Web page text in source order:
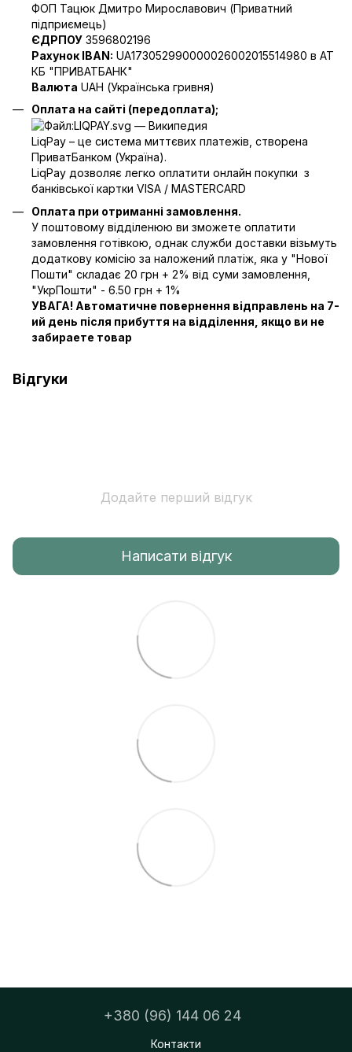
ФОП Тацюк Дмитро Мирославович (Приватний
пiдприємець)
ЄДРПОУ 3596802196
Рахунок IBAN: UA173052990000026002015514980 в АТ
КБ "ПРИВАТБАНК"
Валюта UAH (Українська гривня)
Оплата на сайті (передоплата);
LiqPay – це система миттєвих платежів, створена
ПриватБанком (Україна).
LiqPay дозволяє легко оплатити онлайн покупки з
банківської картки VISA / MASTERCARD
Оплата при отриманні замовлення.
У поштовому відділенюю ви зможете оплатити
замовлення готівкою, однак служби доставки візьмуть
додаткову комісію за наложений платіж, яка у "Нової
Пошти" складає 20 грн + 2% від суми замовлення,
"УкрПошти" - 6.50 грн + 1%
УВАГА! Автоматичне повернення відправлень на 7-
ий день після прибуття на відділення, якщо ви не
забираете товар
Відгуки
Додайте перший відгук
Написати відгук
+380 (96) 144 06 24
Контакти